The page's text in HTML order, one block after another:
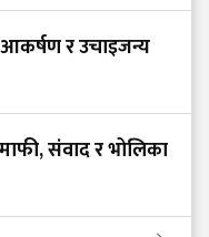
र उचाइजन्य
संवाद र भोलिका